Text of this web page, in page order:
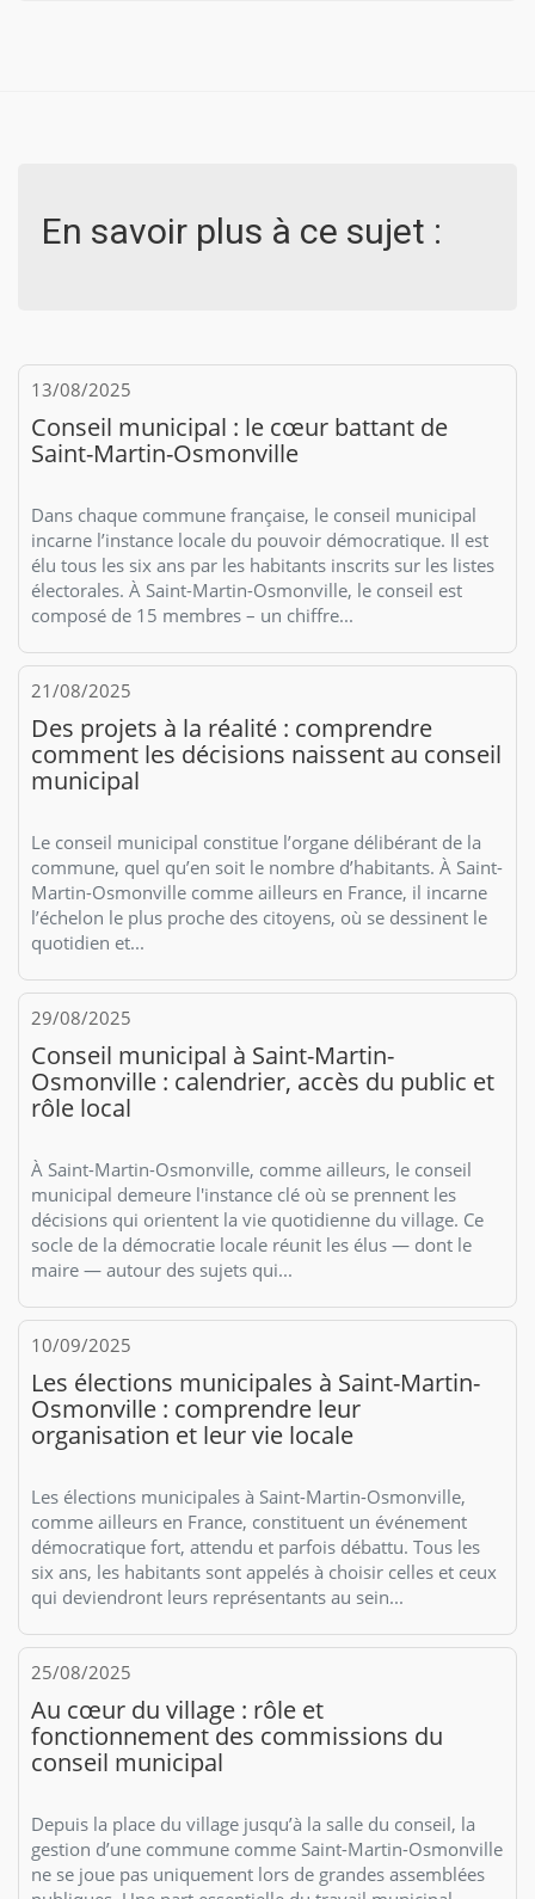
En savoir plus à ce sujet :
13/08/2025
Conseil municipal : le cœur battant de
Saint-Martin-Osmonville
Dans chaque commune française, le conseil municipal
incarne l’instance locale du pouvoir démocratique. Il est
élu tous les six ans par les habitants inscrits sur les listes
électorales. À Saint-Martin-Osmonville, le conseil est
composé de 15 membres – un chiffre...
21/08/2025
Des projets à la réalité : comprendre
comment les décisions naissent au conseil
municipal
Le conseil municipal constitue l’organe délibérant de la
commune, quel qu’en soit le nombre d’habitants. À Saint-
Martin-Osmonville comme ailleurs en France, il incarne
l’échelon le plus proche des citoyens, où se dessinent le
quotidien et...
29/08/2025
Conseil municipal à Saint-Martin-
Osmonville : calendrier, accès du public et
rôle local
À Saint-Martin-Osmonville, comme ailleurs, le conseil
municipal demeure l'instance clé où se prennent les
décisions qui orientent la vie quotidienne du village. Ce
socle de la démocratie locale réunit les élus — dont le
maire — autour des sujets qui...
10/09/2025
Les élections municipales à Saint-Martin-
Osmonville : comprendre leur
organisation et leur vie locale
Les élections municipales à Saint-Martin-Osmonville,
comme ailleurs en France, constituent un événement
démocratique fort, attendu et parfois débattu. Tous les
six ans, les habitants sont appelés à choisir celles et ceux
qui deviendront leurs représentants au sein...
25/08/2025
Au cœur du village : rôle et
fonctionnement des commissions du
conseil municipal
Depuis la place du village jusqu’à la salle du conseil, la
gestion d’une commune comme Saint-Martin-Osmonville
ne se joue pas uniquement lors de grandes assemblées